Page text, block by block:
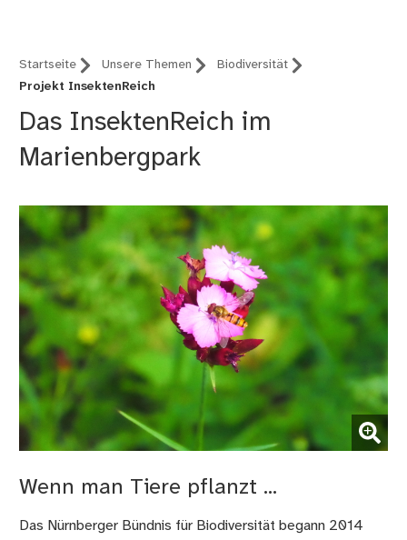
Startseite Unsere Themen
Biodiversität
Projekt InsektenReich
Das InsektenReich im
Marienbergpark
(Bild vergrößern)
Wenn man Tiere pflanzt ...
Das Nürnberger Bündnis für Biodiversität begann 2014